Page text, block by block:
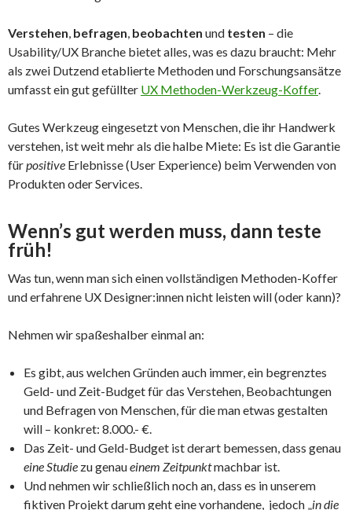
Verstehen, befragen, beobachten und testen – die
Usability/UX Branche bietet alles, was es dazu braucht: Mehr
als zwei Dutzend etablierte Methoden und Forschungsansätze
umfasst ein gut gefüllter UX Methoden-Werkzeug-Koffer.
Gutes Werkzeug eingesetzt von Menschen, die ihr Handwerk
verstehen, ist weit mehr als die halbe Miete: Es ist die Garantie
fürpositive Erlebnisse (User Experience) beim Verwenden von
Produkten oder Services.
Wenn’s gut werden muss, dann teste
früh!
Was tun, wenn man sich einen vollständigen Methoden-Koffer
und erfahrene UX Designer:innen nicht leisten will (oder kann)?
Nehmen wir spaßeshalber einmal an:
Es gibt, aus welchen Gründen auch immer, ein begrenztes
Geld- und Zeit-Budget für das Verstehen, Beobachtungen
und Befragen von Menschen, für die man etwas gestalten
will – konkret: 8.000.- €.
Das Zeit- und Geld-Budget ist derart bemessen, dass genau
eine Studie zu genaueinem Zeitpunktmachbar ist.
Und nehmen wir schließlich noch an, dass es in unserem
fiktiven Projekt darum geht eine vorhandene, jedoch „in die